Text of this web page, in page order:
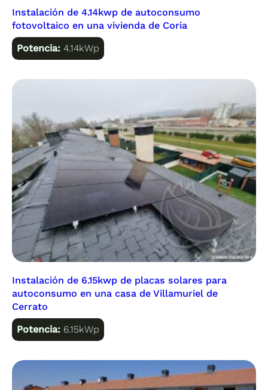
Instalación de 4.14kwp de autoconsumo
fotovoltaico en una vivienda de Coria
Potencia:4.14kWp
Instalación de 6.15kwp de placas solares para
autoconsumo en una casa de Villamuriel de
Cerrato
Potencia: 6.15kWp